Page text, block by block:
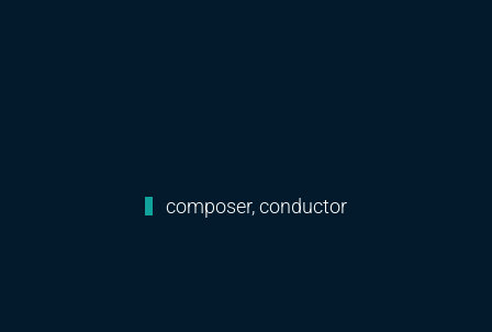
composer, conductor